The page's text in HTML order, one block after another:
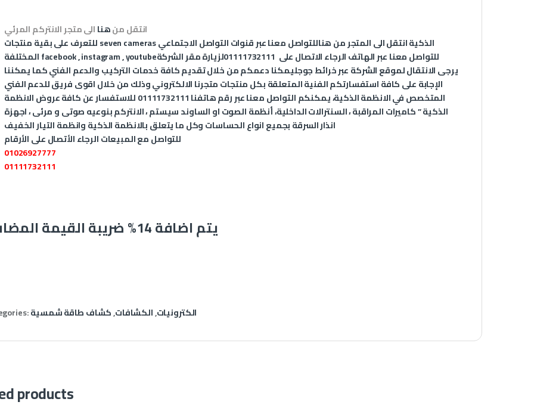
انتقل منهناالى متجر الانتركم المرئي
للتعرف على بقية منتجاتseven cameras الذكية انتقل الى المتجر منهناللتواصل معنا عبر قنوات التواصل الاجتماعي
facebook,instagram,youtube للتواصل معنا عبر الهاتف الرجاء الاتصال على 01111732111لزيارة مقر الشركة
يرجى الانتقال لموقع الشركة عبرخرائط جوجليمكنا دعمكم من خلال تقديم كافة خدمات التركيب والدعم الفني كما يمكننا
الإجابة على كافة استفسارتكم الفنية المتعلقة بكل منتجات متجرنا الالكتروني وذلك من خلال اقوى فريق للدعم الفني
المتخصص في الانظمة الذكية، يمكنكم التواصل معنا عبر رقم هاتفنا 01111732111 للاستفسار عن كافة عروض الانظمة
الذكية ” كاميرات المراقبة ، السنترالات الداخلية، أنظمة الصوت او الساوند سيستم ، الانتركم بنوعيه صوتى و مرئى ، اجهزة
01026927777
01111732111
يتم اضافة 14% ضريبة القيمة المضافة
الكترونيات,الكشافات,كشاف طاقة شمسية
products